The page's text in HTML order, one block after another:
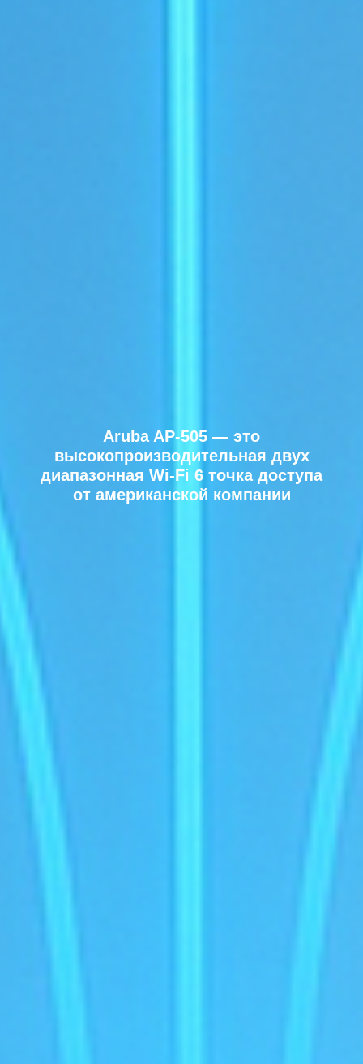
Aruba AP-505 — это
высокопроизводительная двух
диапазонная Wi-Fi 6 точка доступа
от американской компании